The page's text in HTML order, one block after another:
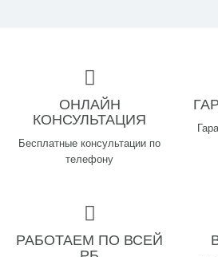
ОНЛАЙН
КОНСУЛЬТАЦИЯ
Бесплатные консультации по
телефону
РАБОТАЕМ ПО ВСЕЙ